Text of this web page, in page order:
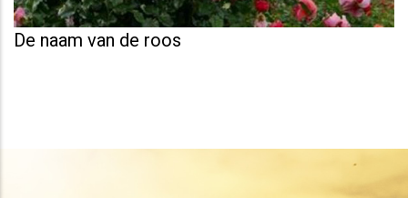
De naam van de roos